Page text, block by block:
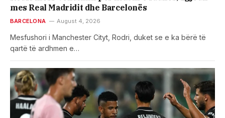
mes Real Madridit dhe Barcelonës
BARCELONA August 4, 2026
Mesfushori i Manchester Cityt, Rodri, duket se e ka bërë të
qartë të ardhmen e…